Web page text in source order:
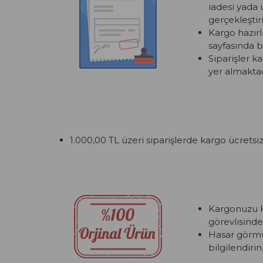
iadesi
Kargo
sayfasında
Siparişler
yer
1.000,00 TL üzeri siparişlerde kargo
Kargonuzu
Hasar